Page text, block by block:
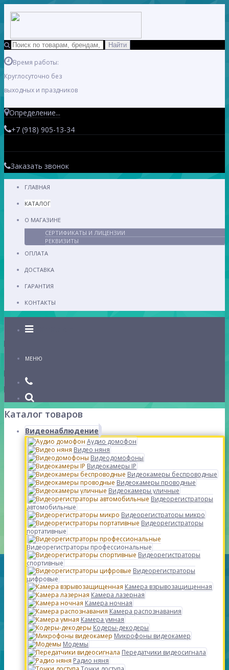
Время работы:
Круглосуточно без
выходных и праздников
Определение...
+7 (918) 905-13-34
Заказать звонок
ГЛАВНАЯ
КАТАЛОГ
О МАГАЗИНЕ
СЕРТИФИКАТЫ И ЛИЦЕНЗИИ
РЕКВИЗИТЫ
ОПЛАТА
ДОСТАВКА
ГАРАНТИЯ
КОНТАКТЫ
Каталог
МЕНЮ
Каталог товаров
Видеонаблюдение
Аудио домофон
Видео няня
Видеодомофоны
Видеокамеры IP
Видеокамеры беспроводные
Видеокамеры проводные
Видеокамеры уличные
Видеорегистраторы
автомобильные
Видеорегистраторы микро
Видеорегистраторы
портативные
Видеорегистраторы профессиональные
Видеорегистраторы
спортивные
Видеорегистраторы
цифровые
Камера взрывозащищенная
Камера лазерная
Камера ночная
Камера распознавания
Камера умная
Кодеры-декодеры
Микрофоны видеокамер
Модемы
Передатчики видеосигнала
Радио няня